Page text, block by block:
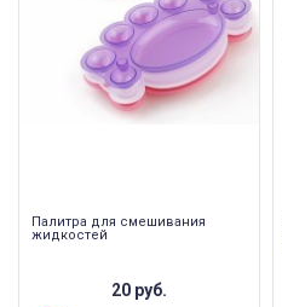
Палитра для смешивания
жидкостей
20 руб.